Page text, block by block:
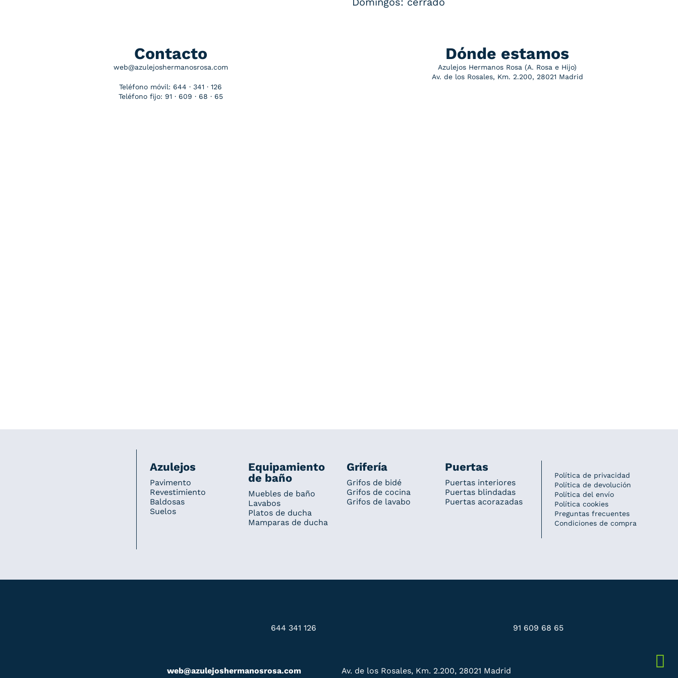
Contacto
web@azulejoshermanosrosa.com
Teléfono móvil: 644 · 341 · 126
Teléfono fijo: 91 · 609 · 68 · 65
Dónde estamos
Azulejos Hermanos Rosa (A. Rosa e Hijo)
Av. de los Rosales, Km. 2.200, 28021 Madrid
Azulejos
Pavimento
Revestimiento
Baldosas
Suelos
Equipamiento
de baño
Muebles de baño
Lavabos
Platos de ducha
Mamparas de ducha
Grifería
Grifos de bidé
Grifos de cocina
Grifos de lavabo
Puertas
Puertas interiores
Puertas blindadas
Puertas acorazadas
Política de privacidad
Política de devolución
Política del envío
Política cookies
Preguntas frecuentes
Condiciones de compra
644 341 126 91 609 68 65
web@azulejoshermanosrosa.com Av. de los Rosales, Km. 2.200, 28021 Madrid